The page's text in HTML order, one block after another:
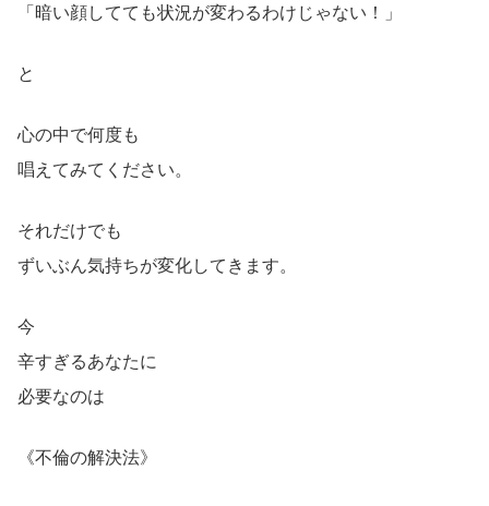
「暗い顔してても状況が変わるわけじゃない！」
と
心の中で何度も
唱えてみてください。
それだけでも
ずいぶん気持ちが変化してきます。
今
辛すぎるあなたに
必要なのは
《不倫の解決法》